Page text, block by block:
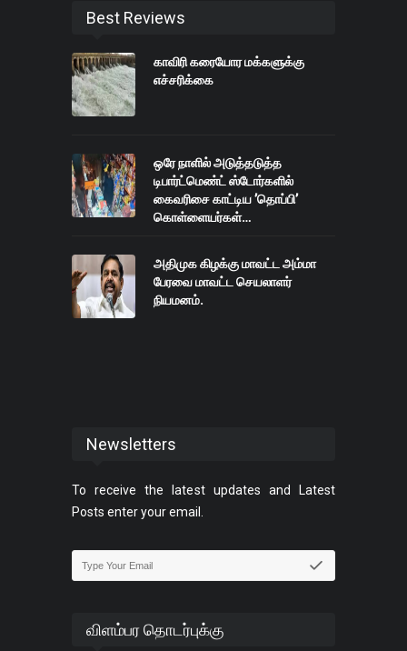
Best Reviews
காவிரி கரையோர மக்களுக்கு
எச்சரிக்கை
ஒரே நாளில் அடுத்தடுத்த
டிபார்ட்மெண்ட் ஸ்டோர்களில்
கைவரிசை காட்டிய ’தொப்பி’
கொள்ளையர்கள்…
அதிமுக கிழக்கு மாவட்ட அம்மா
பேரவை மாவட்ட செயலாளர்
நியமனம்.
Newsletters
To receive the latest updates and Latest
Posts enter your email.
விளம்பர தொடர்புக்கு